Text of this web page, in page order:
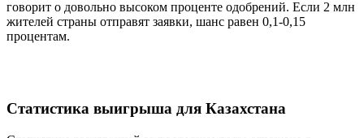
говорит о довольно высоком проценте одобрений. Если 2 млн
жителей страны отправят заявки, шанс равен 0,1-0,15
процентам.
Статистика выигрыша для Казахстана